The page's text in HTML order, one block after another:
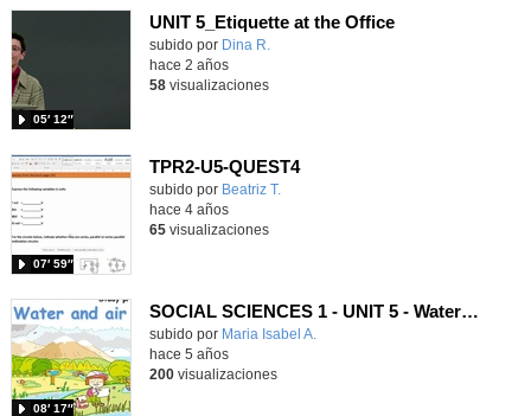
UNIT 5_Etiquette at the Office
Contenido educativo.
subido por Dina R.
05′ 12″
hace 2 años
58visualizaciones
TPR2-U5-QUEST4
Contenido educativo.
subido por Beatriz T.
07′ 59″
hace 4 años
65visualizaciones
SOCIAL SCIENCES 1 - UNIT 5 - Water and air.
Contenido educativo.
subido por Maria Isabel A.
08′ 17″
hace 5 años
200visualizaciones